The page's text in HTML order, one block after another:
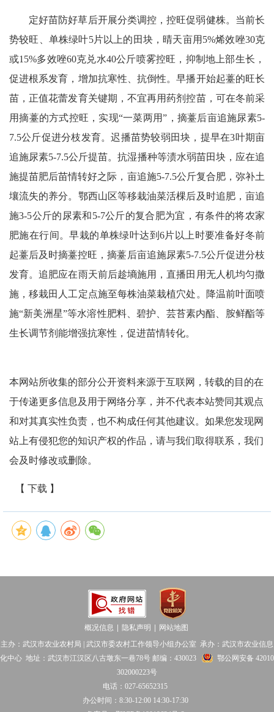
定好苗防好草后开展分类调控，控旺促弱健株。当前长
势较旺、单株绿叶5片以上的田块，晴天亩用5%烯效唑30克
或15%多效唑60克兑水40公斤喷雾控旺，抑制地上部生长，
促进根系发育，增加抗寒性、抗倒性。早播开始起薹的旺长
苗，正值花蕾发育关键期，不宜再用药剂控苗，可在冬前采
用摘薹的方式控旺，实现“一菜两用”，摘薹后亩追施尿素5-
7.5公斤促进分枝发育。迟播苗势较弱田块，提早在3叶期亩
追施尿素5-7.5公斤提苗。抗湿播种等渍水弱苗田块，应在追
施提苗肥后苗情转好之际，亩追施5-7.5公斤复合肥，弥补土
壤流失的养分。鄂西山区等移栽油菜活棵后及时追肥，亩追
施3-5公斤的尿素和5-7公斤的复合肥为宜，有条件的将农家
肥施在行间。早栽的单株绿叶达到6片以上时要准备好冬前
起薹后及时摘薹控旺，摘薹后亩追施尿素5-7.5公斤促进分枝
发育。追肥应在雨天前后趁墒施用，直播田用无人机均匀撒
施，移栽田人工定点施至每株油菜栽植穴处。降温前叶面喷
施“新美洲星”等水溶性肥料、碧护、芸苔素内酯、胺鲜酯等
生长调节剂能增强抗寒性，促进苗情转化。
本网站所收集的部分公开资料来源于互联网，转载的目的在
于传递更多信息及用于网络分享，并不代表本站赞同其观点
和对其真实性负责，也不构成任何其他建议。如果您发现网
站上有侵犯您的知识产权的作品，请与我们取得联系，我们
会及时修改或删除。
【 下载 】
概况信息 隐私声明
网站地图
主办：武汉市农业农村局 | 武汉市委农村工作领导小组办公室 承办：武汉市农业信息
化中心 地址：武汉市江汉区八古墩东一巷78号 邮编：430023
鄂公网安备 42010
302000223号
电话：027-65652315
办公时间：8:30-12:00 14:30-17:30